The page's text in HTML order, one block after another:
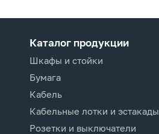
Каталог продукции
Шкафы и стойки
Бумага
Кабель
Кабельные лотки и эстакады
Розетки и выключатели